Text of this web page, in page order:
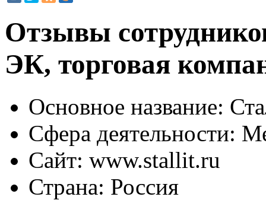
Отзывы
ЭК, торговая
Основное название:
Сфера деятельности:
Сайт: www.stallit.ru
Страна: Россия